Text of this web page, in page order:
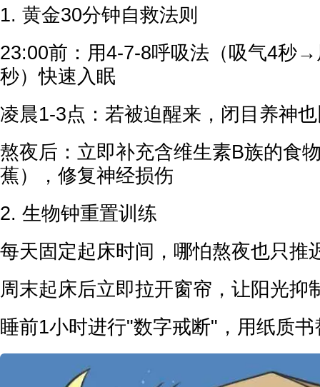
1. 黄金30分钟自救法则
23:00前：用4-7-8呼吸法（吸气4秒
秒）快速入眠
凌晨1-3点：若被迫醒来，闭目养神
熬夜后：立即补充含维生素B族的食
蕉），修复神经损伤
2. 生物钟重置训练
每天固定起床时间，哪怕熬夜也只推
周末起床后立即拉开窗帘，让阳光抑
睡前1小时进行"数字戒断"，用纸质